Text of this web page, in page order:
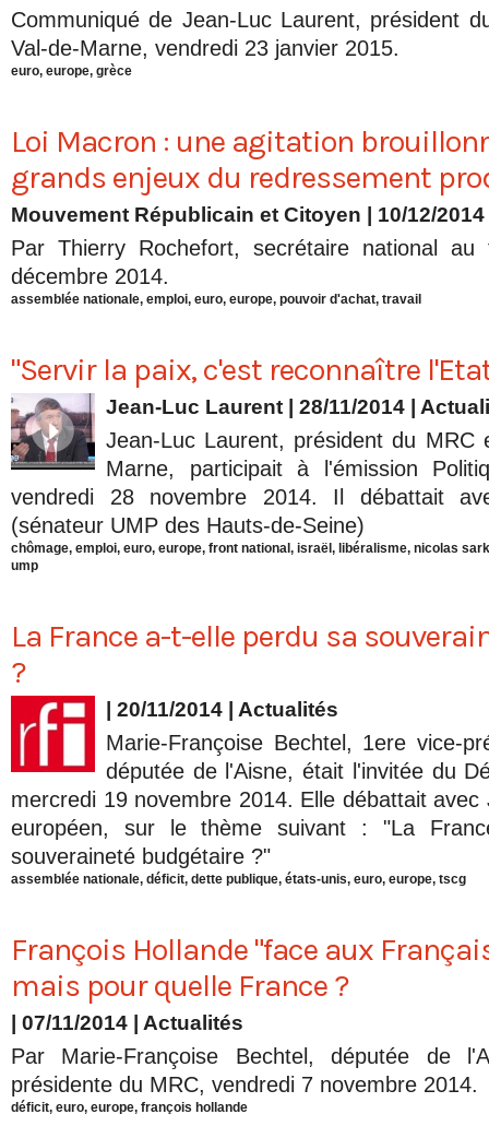
Communiqué de Jean-Luc Laurent, président
Val-de-Marne, vendredi 23 janvier 2015.
euro, europe, grèce
Loi Macron : une agitation
grands enjeux du redressement
Mouvement Républicain et Citoyen | 10/12/2014
Par Thierry Rochefort, secrétaire national au
décembre 2014.
assemblée nationale, emploi, euro, europe, pouvoir d'achat, travail
"Servir la paix, c'est reconnaître
Jean-Luc Laurent | 28/11/2014
Jean-Luc Laurent, président du MRC
Marne, participait à l'émission
vendredi 28 novembre 2014. Il débattait
(sénateur UMP des Hauts-de-Seine)
chômage, emploi, euro, europe, front national , israël , libéralisme, nicolas
ump
La France a-t-elle perdu sa
?
| 20/11/2014 Actualités
Marie-Françoise Bechtel, 1ere vice-
députée de l'Aisne, était l'invitée du
mercredi 19 novembre 2014. Elle débattait avec
européen, sur le thème suivant : "La
souveraineté budgétaire ?"
assemblée nationale, déficit, dette publique, états-unis, euro, europe, tscg
François Hollande "face aux
mais pour quelle France ?
| 07/11/2014 Actualités
Par Marie-Françoise Bechtel, députée de
présidente du MRC, vendredi 7 novembre 2014.
déficit, euro, europe, françois hollande